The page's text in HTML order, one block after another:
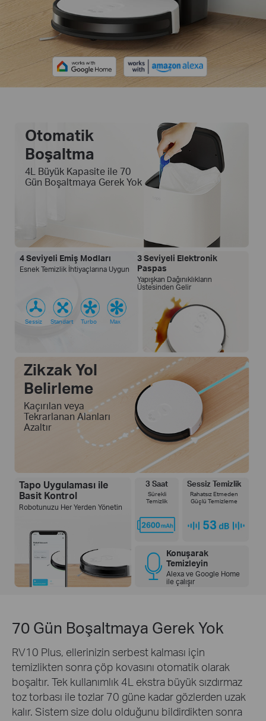
Otomatik
Boşaltma
4L Büyük Kapasite ile 70
Gün Boşaltmaya Gerek Yok
Tapo Uygulaması ile
Basit Kontrol
Robotunuzu Her Yerden Yönetin
3 Saat
Sürekli
Temizlik
Sessiz Temizlik
Rahatsız Etmeden
Güçlü Temizleme
Konuşarak
Temizleyin
Alexa ve Google Home
ile çalışır
4 Seviyeli Emiş Modları
Esnek Temizlik İhtiyaçlarına Uygun
Sessiz Standart Turbo Max
3 Seviyeli Elektronik
Paspas
Yapışkan Dağınıklıkların
Üstesinden Gelir
Zikzak Yol
Belirleme
Kaçırılan veya
Tekrarlanan Alanları
Azaltır
70 Gün Boşaltmaya Gerek Yok
RV10 Plus, ellerinizin serbest kalması için
temizlikten sonra çöp kovasını otomatik olarak
boşaltır. Tek kullanımlık 4L ekstra büyük sızdırmaz
toz torbası ile tozlar 70 güne kadar gözlerden uzak
kalır. Sistem size dolu olduğunu bildirdikten sonra